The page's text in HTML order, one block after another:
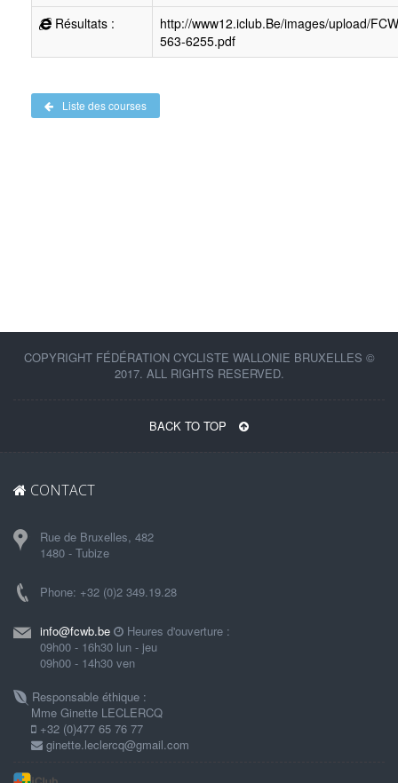
Résultats :
http://www12.iclub.Be/images/upload/
563-6255.pdf
Liste des courses
COPYRIGHT FÉDÉRATION CYCLISTE WALLONIE BRUXELLES ©
2017. ALL RIGHTS RESERVED.
BACK TO TOP
CONTACT
Rue de Bruxelles, 482
1480 - Tubize
Phone: +32 (0)2 349.19.28
info@fcwb.be
Heures d'ouverture :
09h00 - 16h30 lun - jeu
09h00 - 14h30 ven
Responsable éthique :
Mme Ginette LECLERCQ
+32 (0)477 65 76 77
ginette.leclercq@gmail.com